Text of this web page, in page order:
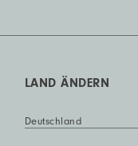
LAND ÄNDERN
Deutschland